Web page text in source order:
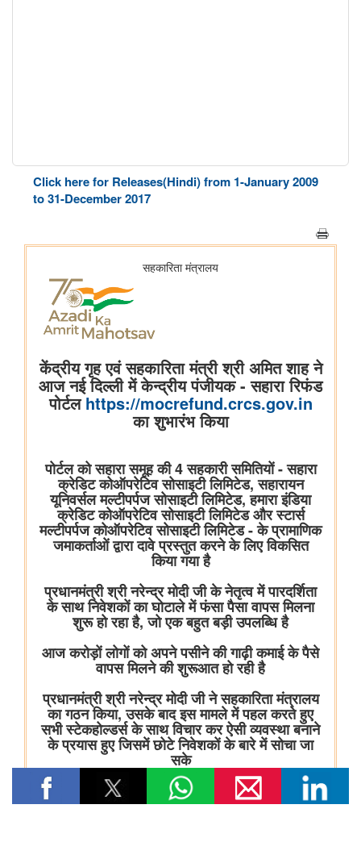
Click here for Releases(Hindi) from 1-January 2009
to 31-December 2017